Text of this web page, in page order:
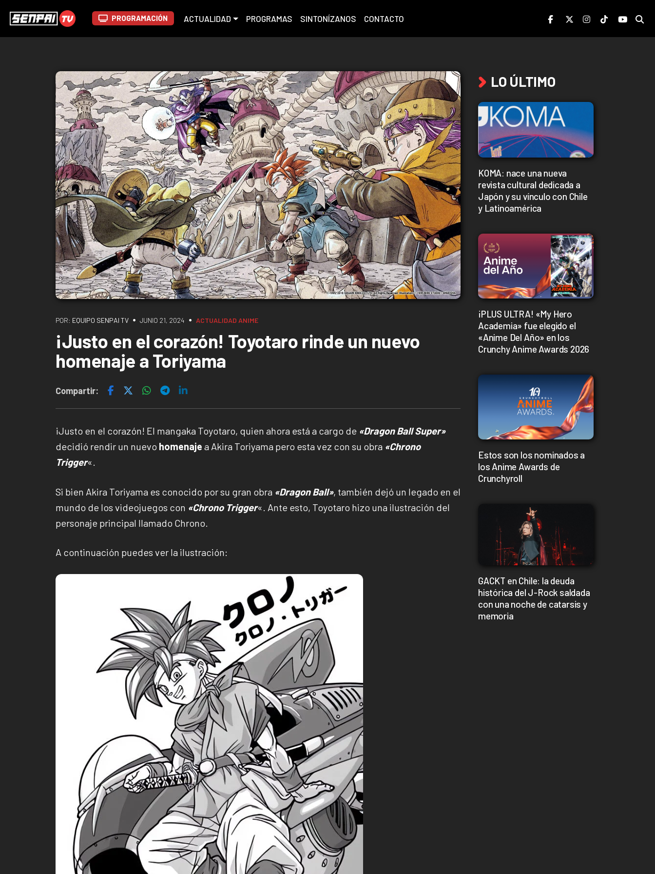
PROGRAMACIÓN ACTUALIDAD PROGRAMAS SINTONÍZANOS CONTACTO
POR: EQUIPO SENPAI TV • JUNIO 21, 2024 • ACTUALIDAD ANIME
¡Justo en el corazón! Toyotaro rinde un nuevo
homenaje a Toriyama
Compartir:
¡Justo en el corazón! El mangaka Toyotaro, quien ahora está a cargo de «Dragon Ball Super»
decidió rendir un nuevo homenaje a Akira Toriyama pero esta vez con su obra «Chrono
Trigger«.
Si bien Akira Toriyama es conocido por su gran obra «Dragon Ball», también dejó un legado en el
mundo de los videojuegos con «Chrono Trigger«. Ante esto, Toyotaro hizo una ilustración del
personaje principal llamado Chrono.
A continuación puedes ver la ilustración:
LO ÚLTIMO
KOMA: nace una nueva
revista cultural dedicada a
Japón y su vínculo con Chile
y Latinoamérica
¡PLUS ULTRA! «My Hero
Academia» fue elegido el
«Anime Del Año» en los
Crunchy Anime Awards 2026
Estos son los nominados a
los Anime Awards de
Crunchyroll
GACKT en Chile: la deuda
histórica del J-Rock saldada
con una noche de catarsis y
memoria